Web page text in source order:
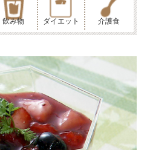
飲み物 ダイエット 介護食